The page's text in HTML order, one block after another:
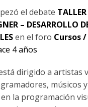
el debate
– DESARROLLO
en el foro Cursos
4 años
dirigido a artistas
músicos
la programación